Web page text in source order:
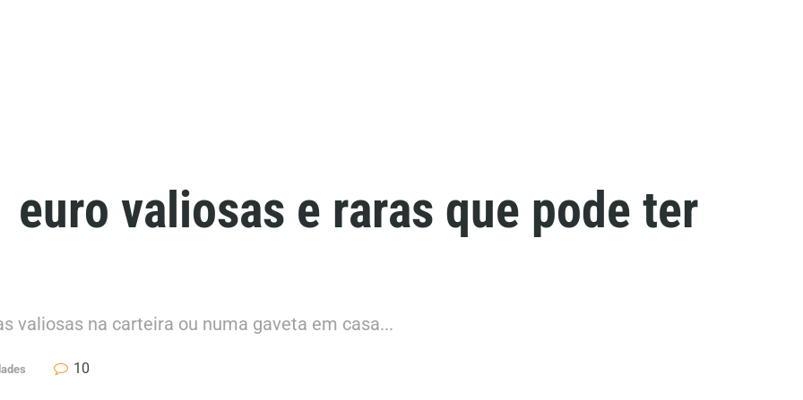
euro valiosas e raras que pode ter
valiosas na carteira ou numa gaveta em casa...
10